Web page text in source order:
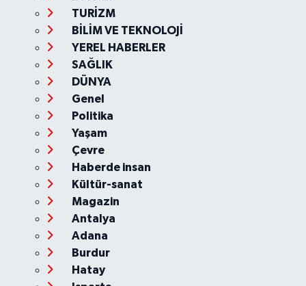
TURİZM
BİLİM VE TEKNOLOJİ
YEREL HABERLER
SAĞLIK
DÜNYA
Genel
Politika
Yaşam
Çevre
Haberde insan
Kültür-sanat
Magazin
Antalya
Adana
Burdur
Hatay